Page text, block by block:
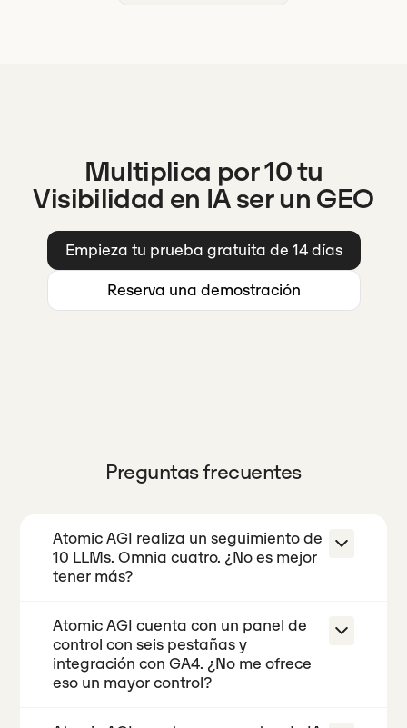
Multiplica por 10 tu
Visibilidad en IA ser un GEO
Empieza tu prueba gratuita de 14 días
Reserva una demostración
Preguntas frecuentes
Atomic AGI realiza un seguimiento de
10 LLMs. Omnia cuatro. ¿No es mejor
tener más?
No, si la cobertura no está incluida en
el plan de precios que estás
valorando. En el plan Starter de 20
Atomic AGI cuenta con un panel de
control con seis pestañas y
integración con GA4. ¿No me ofrece
eso un mayor control?